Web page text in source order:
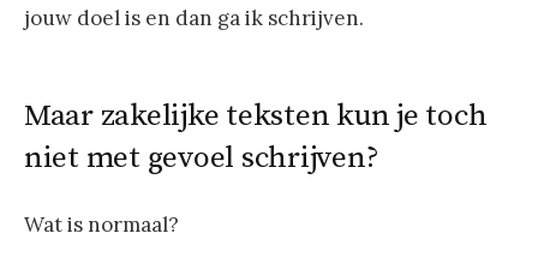
jouw doel is en dan ga ik schrijven.
Maar zakelijke teksten kun je toch
niet met gevoel schrijven?
Wat is normaal?